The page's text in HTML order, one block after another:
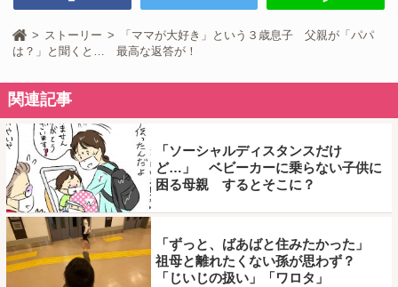
ストーリー
「ママが大好き」という３歳息子 父親が「パパ
は？」と聞くと… 最高な返答が！
関連記事
「ソーシャルディスタンスだけ
ど…」 ベビーカーに乗らない子供に
困る母親 するとそこに？
「ずっと、ばあばと住みたかった」
祖母と離れたくない孫が思わず？
「じいじの扱い」「ワロタ」